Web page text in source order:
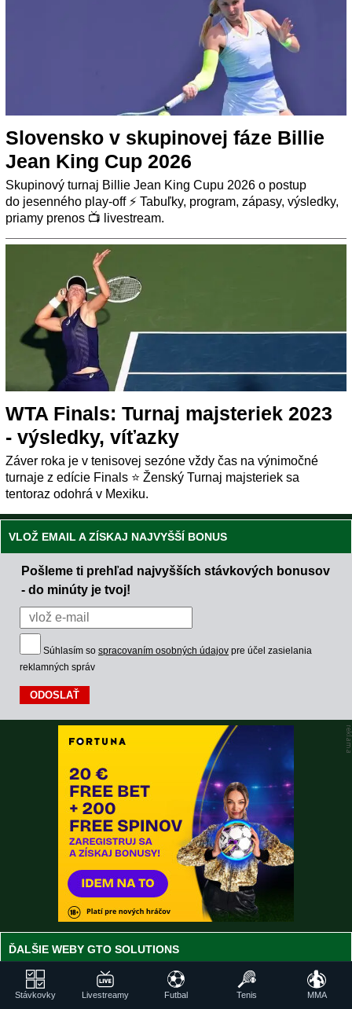
Slovensko v skupinovej fáze Billie
Jean King Cup 2026
Skupinový turnaj Billie Jean King Cupu 2026 o postup
do jesenného play-off ⚡ Tabuľky, program, zápasy, výsledky,
priamy prenos 📺 livestream.
WTA Finals: Turnaj majsteriek 2023
- výsledky, víťazky
Záver roka je v tenisovej sezóne vždy čas na výnimočné
turnaje z edície Finals ⭐ Ženský Turnaj majsteriek sa
tentoraz odohrá v Mexiku.
VLOŽ EMAIL A ZÍSKAJ NAJVYŠŠÍ BONUS
Pošleme ti prehľad najvyšších stávkových bonusov
- do minúty je tvoj!
Súhlasím so spracovaním osobných údajov pre účel zasielania
reklamných správ
ĎALŠIE WEBY GTO SOLUTIONS
HokejSpravy.sk –
Hokejové správy online
CasinoAutomaty.eu – Hracie
automaty zdarma
Stávkovky Livestreamy Futbal Tenis MMA